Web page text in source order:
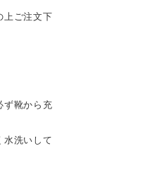
上ご注文下
ず靴から充
水洗いして